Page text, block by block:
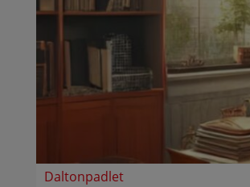
Daltonpadlet